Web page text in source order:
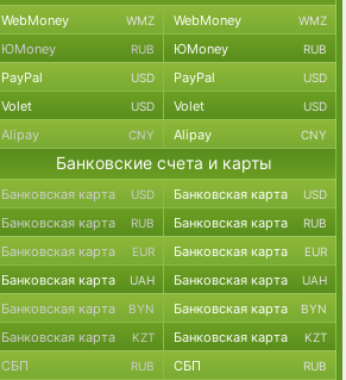
WebMoney WMZ WebMoney WMZ
ЮMoney RUB ЮMoney RUB
PayPal USD PayPal USD
Volet USD Volet USD
Alipay CNY Alipay CNY
Банковские счета и карты
Банковская карта USD Банковская карта USD
Банковская карта RUB Банковская карта RUB
Банковская карта EUR Банковская карта EUR
Банковская карта UAH Банковская карта UAH
Банковская карта BYN Банковская карта BYN
Банковская карта KZT Банковская карта KZT
СБП RUB СБП RUB